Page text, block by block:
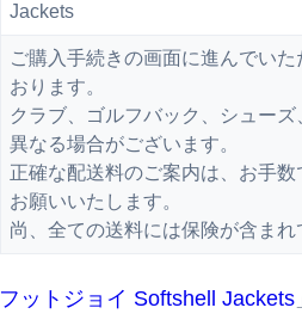
Jackets
ご購入手続きの画面に進んでい
おります。
クラブ、ゴルフバック、シュー
異なる場合がございます。
正確な配送料のご案内は、お手数
お願いいたします。
尚、全ての送料には保険が含まれ
フットジョイ Softshell Jackets